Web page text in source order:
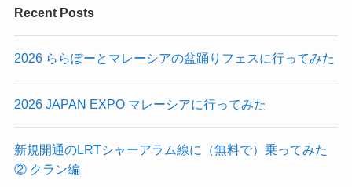
Recent Posts
2026 ららぽーとマレーシアの盆踊りフェスに行ってみた
2026 JAPAN EXPO マレーシアに行ってみた
新規開通のLRTシャーアラム線に（無料で）乗ってみた
② クラン編